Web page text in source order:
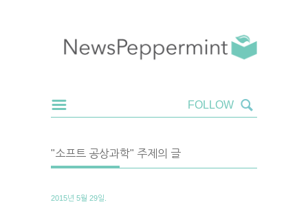
"소프트 공상과학" 주제의 글
2015년 5월 29일.